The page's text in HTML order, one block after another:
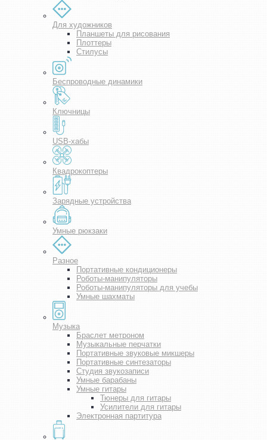
Для художников
Планшеты для рисования
Плоттеры
Стилусы
Беспроводные динамики
Ключницы
USB-хабы
Квадрокоптеры
Зарядные устройства
Умные рюкзаки
Разное
Портативные кондиционеры
Роботы-манипуляторы
Роботы-манипуляторы для учебы
Умные шахматы
Музыка
Браслет метроном
Музыкальные перчатки
Портативные звуковые микшеры
Портативные синтезаторы
Студия звукозаписи
Умные барабаны
Умные гитары
Тюнеры для гитары
Усилители для гитары
Электронная партитура